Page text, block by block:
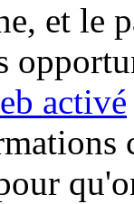
et le
activé